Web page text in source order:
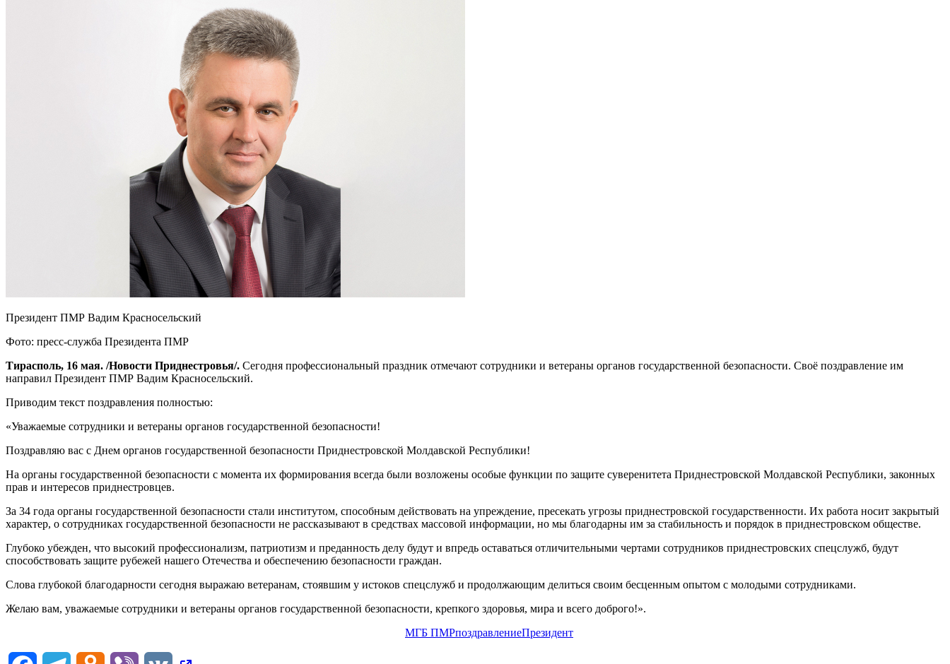
Президент ПМР Вадим Красносельский
Фото: пресс-служба Президента ПМР
Тирасполь, 16 мая. /Новости Приднестровья/. Сегодня профессиональный праздник отмечают сотрудники и ветераны органов государственной безопасности. Своё поздравление им
направил Президент ПМР Вадим Красносельский.
Приводим текст поздравления полностью:
«Уважаемые сотрудники и ветераны органов государственной безопасности!
Поздравляю вас с Днем органов государственной безопасности Приднестровской Молдавской Республики!
На органы государственной безопасности с момента их формирования всегда были возложены особые функции по защите суверенитета Приднестровской Молдавской Республики, законных
прав и интересов приднестровцев.
За 34 года органы государственной безопасности стали институтом, способным действовать на упреждение, пресекать угрозы приднестровской государственности. Их работа носит закрытый
характер, о сотрудниках государственной безопасности не рассказывают в средствах массовой информации, но мы благодарны им за стабильность и порядок в приднестровском обществе.
Глубоко убежден, что высокий профессионализм, патриотизм и преданность делу будут и впредь оставаться отличительными чертами сотрудников приднестровских спецслужб, будут
способствовать защите рубежей нашего Отечества и обеспечению безопасности граждан.
Слова глубокой благодарности сегодня выражаю ветеранам, стоявшим у истоков спецслужб и продолжающим делиться своим бесценным опытом с молодыми сотрудниками.
Желаю вам, уважаемые сотрудники и ветераны органов государственной безопасности, крепкого здоровья, мира и всего доброго!».
МГБ ПМРпоздравлениеПрезидент